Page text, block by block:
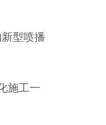
型喷播
施工一